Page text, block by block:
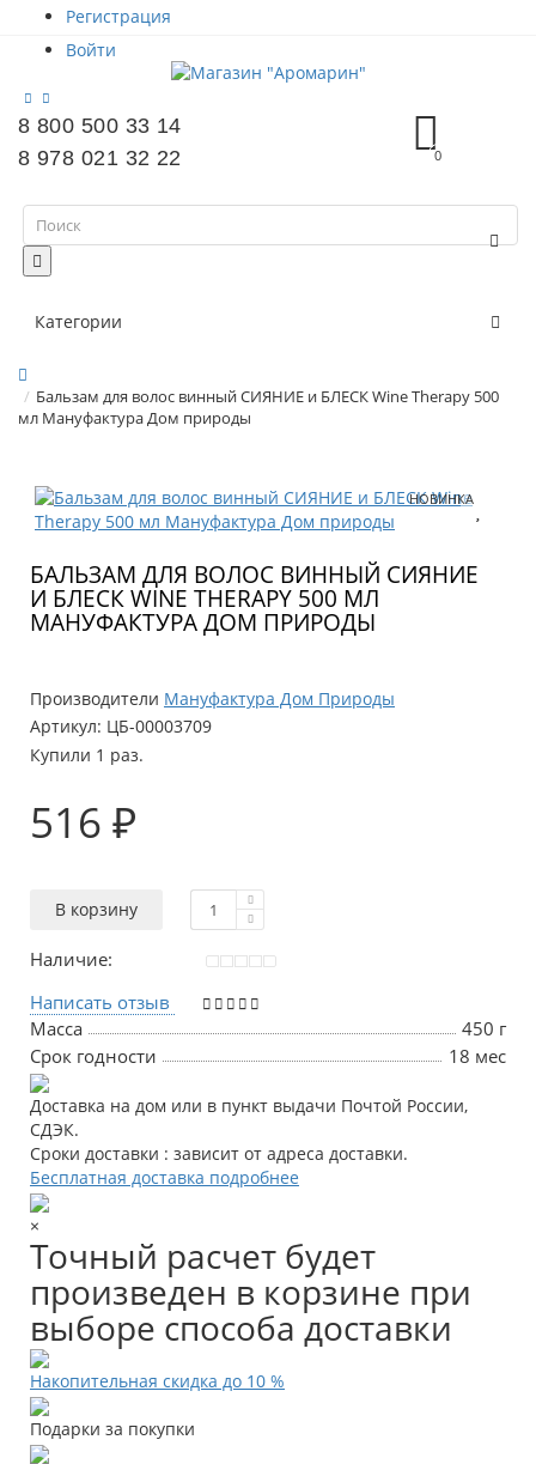
Регистрация
Войти
8 800 500 33 14
8 978 021 32 22
0
Категории
Бальзам для волос винный СИЯНИЕ и БЛЕСК Wine Therapy 500
мл Мануфактура Дом природы
НОВИНКА
БАЛЬЗАМ ДЛЯ ВОЛОС ВИННЫЙ СИЯНИЕ
И БЛЕСК WINE THERAPY 500 МЛ
МАНУФАКТУРА ДОМ ПРИРОДЫ
Производители Мануфактура Дом Природы
Артикул: ЦБ-00003709
Купили 1 раз.
516 ₽
В корзину
Наличие:
Написать отзыв
Масса
450 г
Срок годности
18 мес
Доставка на дом или в пункт выдачи Почтой России,
СДЭК.
Сроки доставки : зависит от адреса доставки.
Бесплатная доставка подробнее
×
Точный расчет будет
произведен в корзине при
выборе способа доставки
Накопительная скидка до 10 %
Подарки за покупки